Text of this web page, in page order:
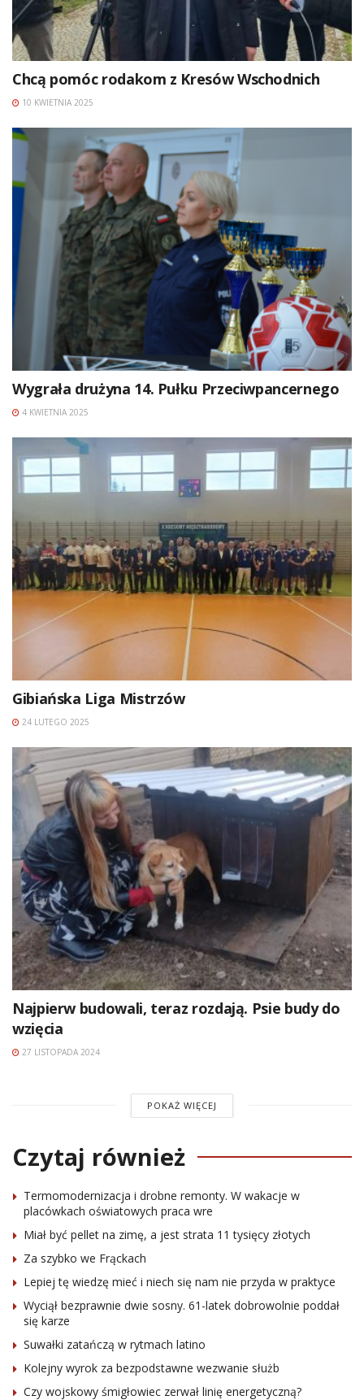
Chcą pomóc rodakom z Kresów Wschodnich
10 KWIETNIA 2025
Wygrała drużyna 14. Pułku Przeciwpancernego
4 KWIETNIA 2025
Gibiańska Liga Mistrzów
24 LUTEGO 2025
Najpierw budowali, teraz rozdają. Psie budy do
wzięcia
27 LISTOPADA 2024
POKAŻ WIĘCEJ
Czytaj również
Termomodernizacja i drobne remonty. W wakacje w
placówkach oświatowych praca wre
Miał być pellet na zimę, a jest strata 11 tysięcy złotych
Za szybko we Frąckach
Lepiej tę wiedzę mieć i niech się nam nie przyda w praktyce
Wyciął bezprawnie dwie sosny. 61-latek dobrowolnie poddał
się karze
Suwałki zatańczą w rytmach latino
Kolejny wyrok za bezpodstawne wezwanie służb
Czy wojskowy śmigłowiec zerwał linię energetyczną?